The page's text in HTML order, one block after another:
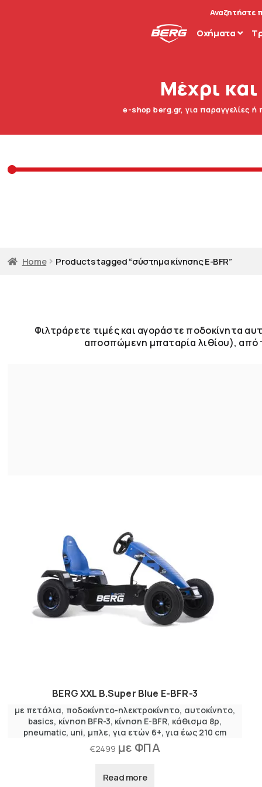
Μέχρι
e-shop berg.gr, για παραγγελίες
Αναζητήστε
Οχήματα
Home Products tagged “σύστημα κίνησης E-BFR”
Φιλτράρετε τιμές και αγοράστε ποδοκίνητα
αποσπώμενη μπαταρία λιθίου), από
BERG XXL B.Super Blue E-BFR-3
με πετάλια, ποδοκίνητο-ηλεκτροκίνητο αυτοκίνητο
basics κίνηση BFR-3, κίνηση E-BFR κάθισμα 8ρ
pneumatic uni μπλε για ετών 6+ για έως 210 cm
€2499 με ΦΠΑ
Read more